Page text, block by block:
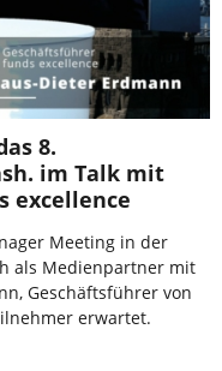
8.
im Talk mit
excellence
Meeting in der
als Medienpartner mit
Geschäftsführer von
erwartet.